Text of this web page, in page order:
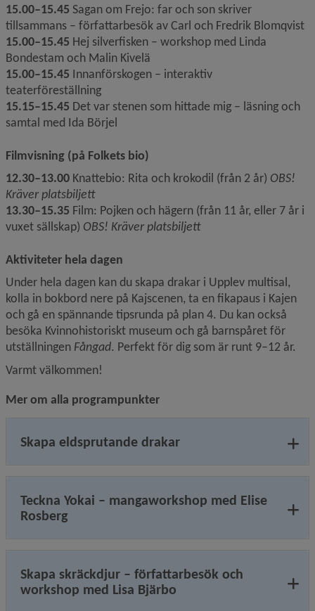
15.00–15.45 Sagan om Frejo: far och son skriver
tillsammans – författarbesök av Carl och Fredrik Blomqvist
15.00–15.45 Hej silverfisken – workshop med Linda
Bondestam och Malin Kivelä
15.00–15.45 Innanförskogen – interaktiv
teaterföreställning
15.15–15.45 Det var stenen som hittade mig – läsning och
samtal med Ida Börjel
Filmvisning (på Folkets bio)
12.30–13.00 Knattebio: Rita och krokodil (från 2 år) OBS!
Kräver platsbiljett
13.30–15.35 Film: Pojken och hägern (från 11 år, eller 7 år i
vuxet sällskap) OBS! Kräver platsbiljett
Aktiviteter hela dagen
Under hela dagen kan du skapa drakar i Upplev multisal,
kolla in bokbord nere på Kajscenen, ta en fikapaus i Kajen
och gå en spännande tipsrunda på plan 4. Du kan också
besöka Kvinnohistoriskt museum och gå barnspåret för
utställningen Fångad. Perfekt för dig som är runt 9–12 år.
Varmt välkommen!
Mer om alla programpunkter
Skapa eldsprutande drakar
Teckna Yokai – mangaworkshop med Elise
Rosberg
Skapa skräckdjur – författarbesök och
workshop med Lisa Bjärbo